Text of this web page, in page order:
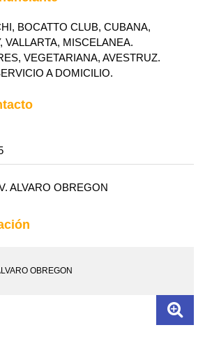
BOCATTO CLUB, CUBANA,
VALLARTA, MISCELANEA.
VEGETARIANA, AVESTRUZ.
A DOMICILIO.
ALVARO OBREGON
OBREGON